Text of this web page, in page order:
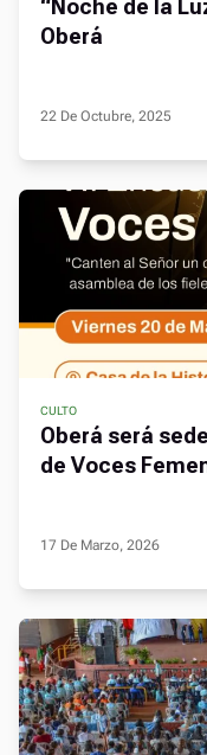
“Noche de la
Oberá
22 De Octubre, 2025
CULTO
Oberá será
de Voces
17 De Marzo, 2026